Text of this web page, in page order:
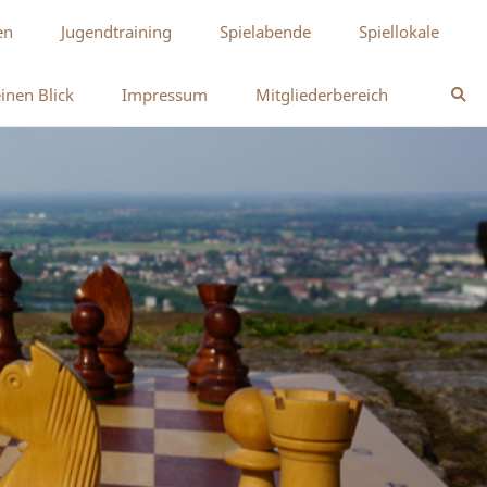
Jugendtraining Spielabende Spiellokale
Blick Impressum Mitgliederbereich